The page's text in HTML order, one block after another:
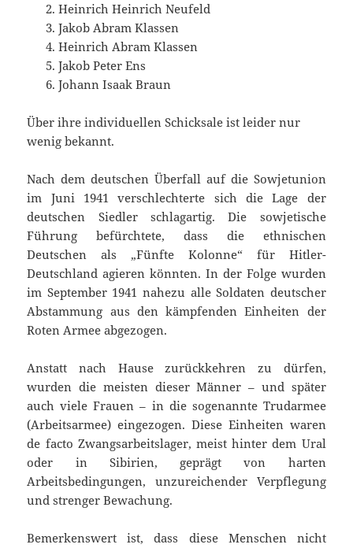
Heinrich Heinrich Neufeld
Jakob Abram Klassen
Heinrich Abram Klassen
Jakob Peter Ens
Johann Isaak Braun
Über ihre individuellen Schicksale ist leider nur
wenig bekannt.
Nach dem deutschen Überfall auf die Sowjetunion
im Juni 1941 verschlechterte sich die Lage der
deutschen Siedler schlagartig. Die sowjetische
Führung befürchtete, dass die ethnischen
Deutschen als „Fünfte Kolonne“ für Hitler-
Deutschland agieren könnten. In der Folge wurden
im September 1941 nahezu alle Soldaten deutscher
Abstammung aus den kämpfenden Einheiten der
Roten Armee abgezogen.
Anstatt nach Hause zurückkehren zu dürfen,
wurden die meisten dieser Männer – und später
auch viele Frauen – in die sogenannte Trudarmee
(Arbeitsarmee) eingezogen. Diese Einheiten waren
de facto Zwangsarbeitslager, meist hinter dem Ural
oder in Sibirien, geprägt von harten
Arbeitsbedingungen, unzureichender Verpflegung
und strenger Bewachung.
Bemerkenswert ist, dass diese Menschen nicht